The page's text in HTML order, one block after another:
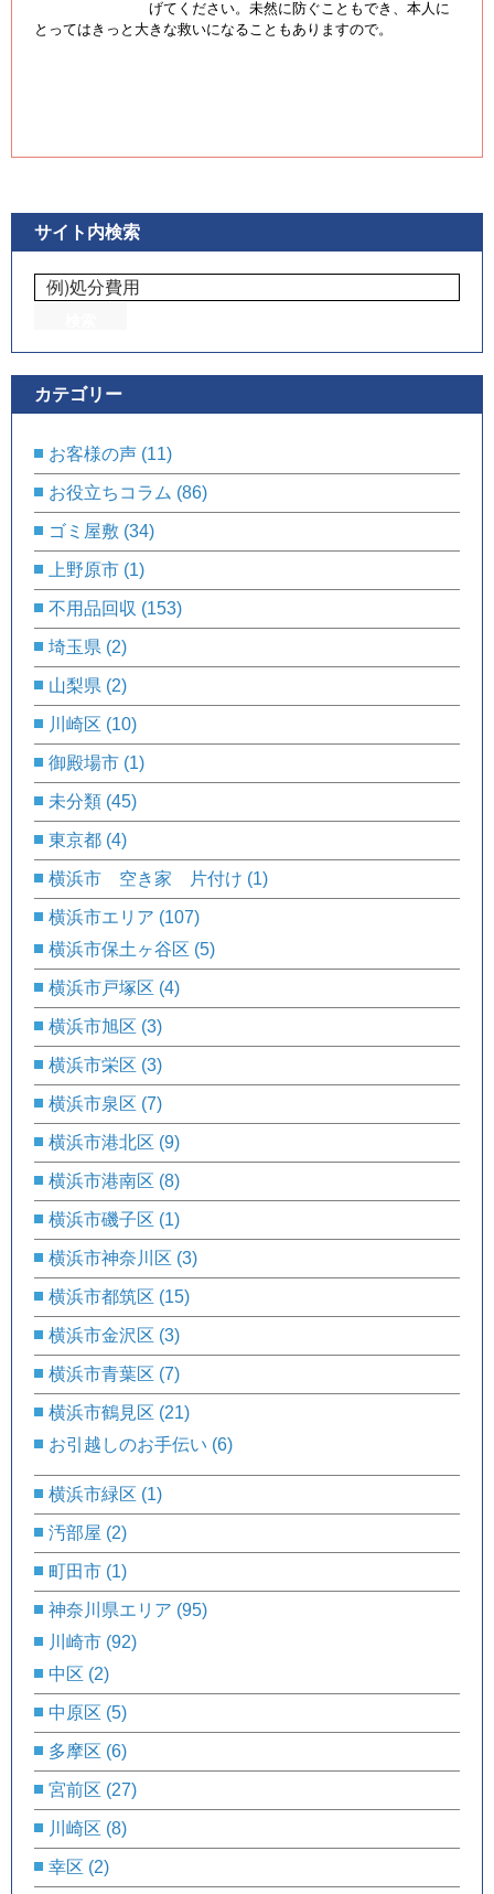
げてください。未然に防ぐこともでき、本人に
とってはきっと大きな救いになることもありますので。
サイト内検索
カテゴリー
お客様の声 (11)
お役立ちコラム (86)
ゴミ屋敷 (34)
上野原市 (1)
不用品回収 (153)
埼玉県 (2)
山梨県 (2)
川崎区 (10)
御殿場市 (1)
未分類 (45)
東京都 (4)
横浜市 空き家 片付け (1)
横浜市エリア (107)
横浜市保土ヶ谷区 (5)
横浜市戸塚区 (4)
横浜市旭区 (3)
横浜市栄区 (3)
横浜市泉区 (7)
横浜市港北区 (9)
横浜市港南区 (8)
横浜市磯子区 (1)
横浜市神奈川区 (3)
横浜市都筑区 (15)
横浜市金沢区 (3)
横浜市青葉区 (7)
横浜市鶴見区 (21)
お引越しのお手伝い (6)
横浜市緑区 (1)
汚部屋 (2)
町田市 (1)
神奈川県エリア (95)
川崎市 (92)
中区 (2)
中原区 (5)
多摩区 (6)
宮前区 (27)
川崎区 (8)
幸区 (2)